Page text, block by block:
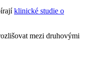
klinické studie o
mezi druhovými